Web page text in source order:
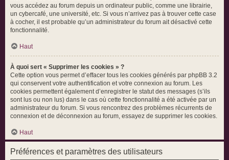
vous accédez au forum depuis un ordinateur public, comme une librairie,
un cybercafé, une université, etc. Si vous n’arrivez pas à trouver cette case
à cocher, il est probable qu’un administrateur du forum ait désactivé cette
fonctionnalité.
Haut
À quoi sert « Supprimer les cookies » ?
Cette option vous permet d’effacer tous les cookies générés par phpBB 3.2
qui conservent votre authentification et votre connexion au forum. Les
cookies permettent également d’enregistrer le statut des messages (s’ils
sont lus ou non lus) dans le cas où cette fonctionnalité a été activée par un
administrateur du forum. Si vous rencontrez des problèmes récurrents de
connexion et de déconnexion au forum, essayez de supprimer les cookies.
Haut
Préférences et paramètres des utilisateurs